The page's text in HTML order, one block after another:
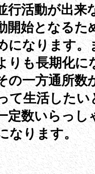
活動が出来
開始となるた
なります。
りも長期化に
一方通所数
て生活したい
数いらっし
なります。